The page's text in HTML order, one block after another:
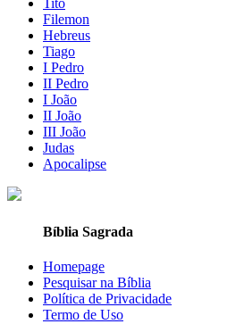
Tito
Filemon
Hebreus
Tiago
I Pedro
II Pedro
I João
II João
III João
Judas
Apocalipse
Bíblia Sagrada
Homepage
Pesquisar na Bíblia
Política de Privacidade
Termo de Uso